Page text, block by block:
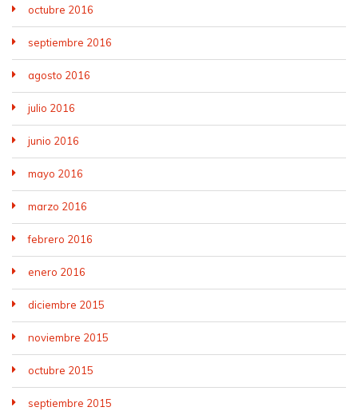
octubre 2016
septiembre 2016
agosto 2016
julio 2016
junio 2016
mayo 2016
marzo 2016
febrero 2016
enero 2016
diciembre 2015
noviembre 2015
octubre 2015
septiembre 2015